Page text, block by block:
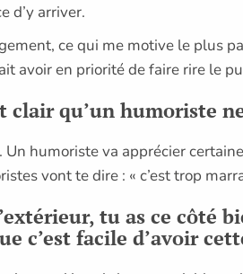
d’y arriver.
ce qui me motive le plus
avoir en priorité de faire rire le
clair qu’un humoriste
Un humoriste va apprécier
vont te dire : « c’est trop
tu as ce côté
c’est facile d’avoir